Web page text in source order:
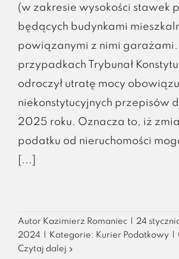
(w zakresie wysokości stawek
będących budynkami
powiązanymi z nimi garażami.
przypadkach Trybunał
odroczył utratę mocy
niekonstytucyjnych przepisów
2025 roku. Oznacza to, iż
podatku od nieruchomości
[...]
Autor Kazimierz Romaniec
24
2024
Kategorie: Kurier Podatkowy
Czytaj dalej